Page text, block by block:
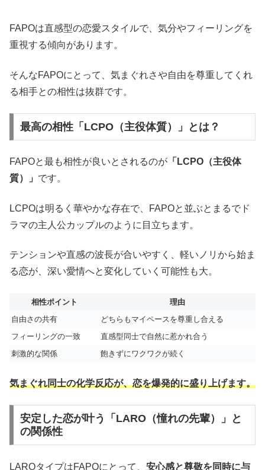
FAPOは直感型の恋愛スタイルで、気分やフィーリングを
重視する傾向があります。
そんなFAPOにとって、気まぐれさや自由を尊重してくれ
る相手との相性は抜群です。
最高の相性「LCPO（主役体質）」とは？
FAPOと最も相性が良いとされるのが 「LCPO（主役体
質）」 です。
LCPOは明るく華やかな存在で、FAPOと並ぶとまるでド
ラマの主人公カップルのように目立ちます。
テンションや直感の波長が合いやすく、軽いノリから始ま
る恋が、深い愛情へと変化していく可能性も大。
相性ポイント
理由
自由さの共有
どちらもマイペースを尊重し合える
フィーリングの一致
直感型同士で自然に惹かれ合う
刺激的な関係
飽きずにワクワクが続く
気まぐれ同士の化学反応が、恋を爆発的に盛り上げます。
安定した恋が叶う「LARO（憧れの先輩）」と
の関係性
LAROタイプはFAPOにとって、 安心感と尊敬を同時に与